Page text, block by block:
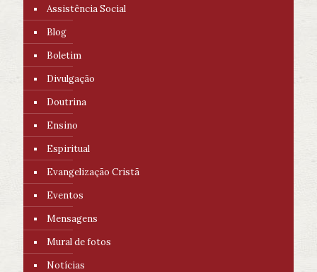
Assistência Social
Blog
Boletim
Divulgação
Doutrina
Ensino
Espiritual
Evangelização Cristã
Eventos
Mensagens
Mural de fotos
Notícias